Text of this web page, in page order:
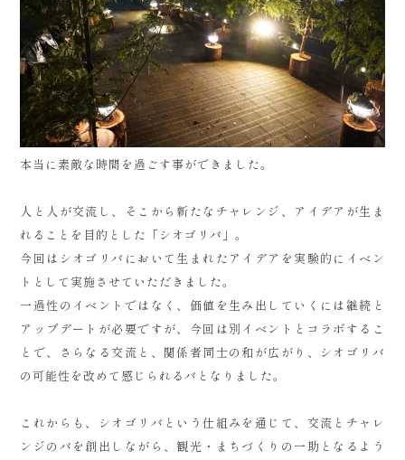
本当に素敵な時間を過ごす事ができました。
人と人が交流し、そこから新たなチャレンジ、アイデアが生ま
れることを目的とした「シオゴリバ」。
今回はシオゴリバにおいて生まれたアイデアを実験的にイベン
トとして実施させていただきました。
一過性のイベントではなく、価値を生み出していくには継続と
アップデートが必要ですが、今回は別イベントとコラボするこ
とで、さらなる交流と、関係者同士の和が広がり、シオゴリバ
の可能性を改めて感じられるバとなりました。
これからも、シオゴリバという仕組みを通じて、交流とチャレ
ンジのバを創出しながら、観光・まちづくりの一助となるよう